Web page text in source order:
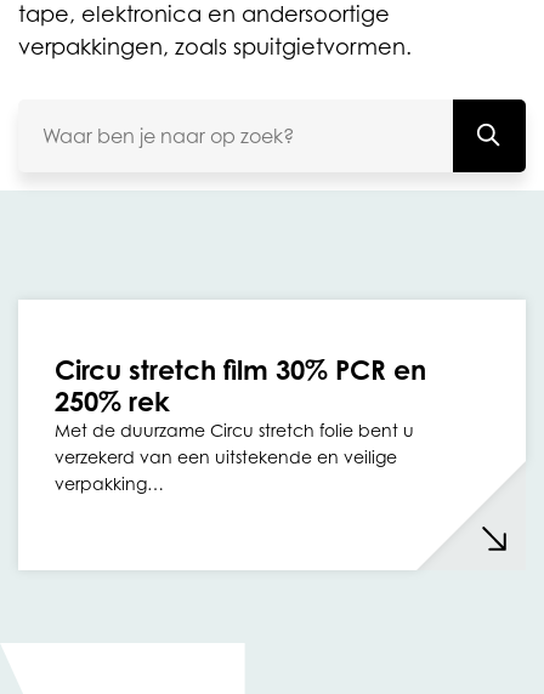
tape, elektronica en andersoortige
verpakkingen, zoals spuitgietvormen.
Circu stretch film 30% PCR en
250% rek
Met de duurzame Circu stretch folie bent u
verzekerd van een uitstekende en veilige
verpakking…